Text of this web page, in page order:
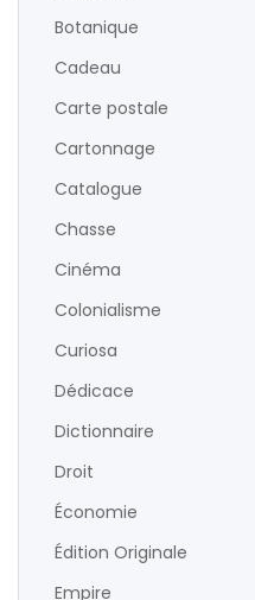
Botanique
Cadeau
Carte postale
Cartonnage
Catalogue
Chasse
Cinéma
Colonialisme
Curiosa
Dédicace
Dictionnaire
Droit
Économie
Édition Originale
Empire